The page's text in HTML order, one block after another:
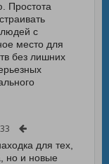
Простота
с
место для
без лишних
для тех,
но и новые